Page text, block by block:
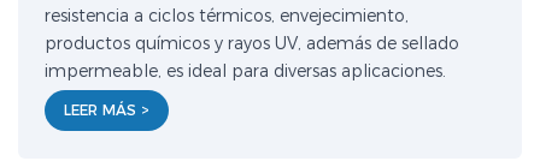
resistencia a ciclos térmicos, envejecimiento,
productos químicos y rayos UV, además de sellado
impermeable, es ideal para diversas aplicaciones.
LEER MÁS >